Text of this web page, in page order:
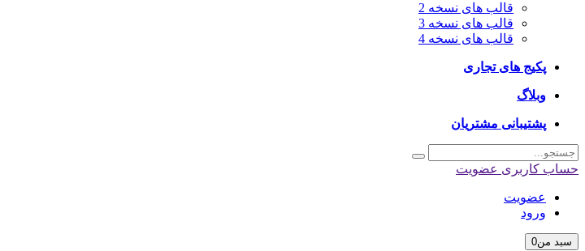
قالب های نسخه 2
قالب های نسخه 3
قالب های نسخه 4
پکیج های تجاری
وبلاگ
پشتیبانی مشتریان
حساب کاربری عضویت
عضویت
ورود
سبد من0